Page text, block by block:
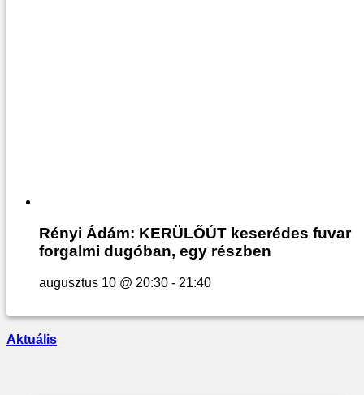
Rényi Ádám: KERÜLŐÚT keserédes fuvar
forgalmi dugóban, egy részben
augusztus 10 @ 20:30 - 21:40
Aktuális